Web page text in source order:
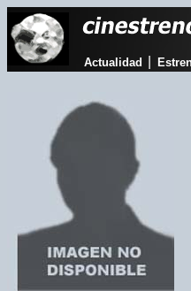
Actualidad